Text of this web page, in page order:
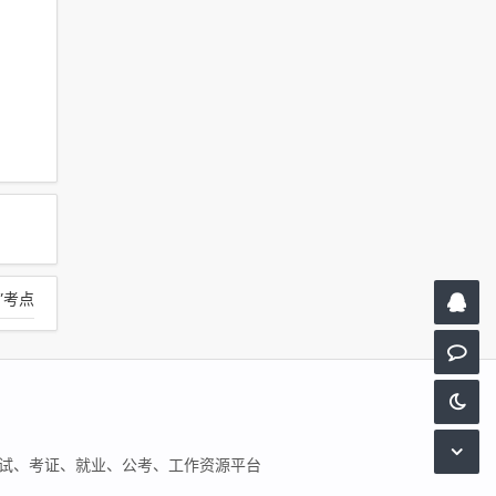
考点
考证、就业、公考、工作资源平台